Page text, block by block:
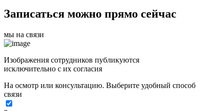
Записаться можно прямо сейчас
мы на связи
Изображения сотрудников публикуются
исключительно с их согласия
На осмотр или консультацию. Выберите удобный способ
связи